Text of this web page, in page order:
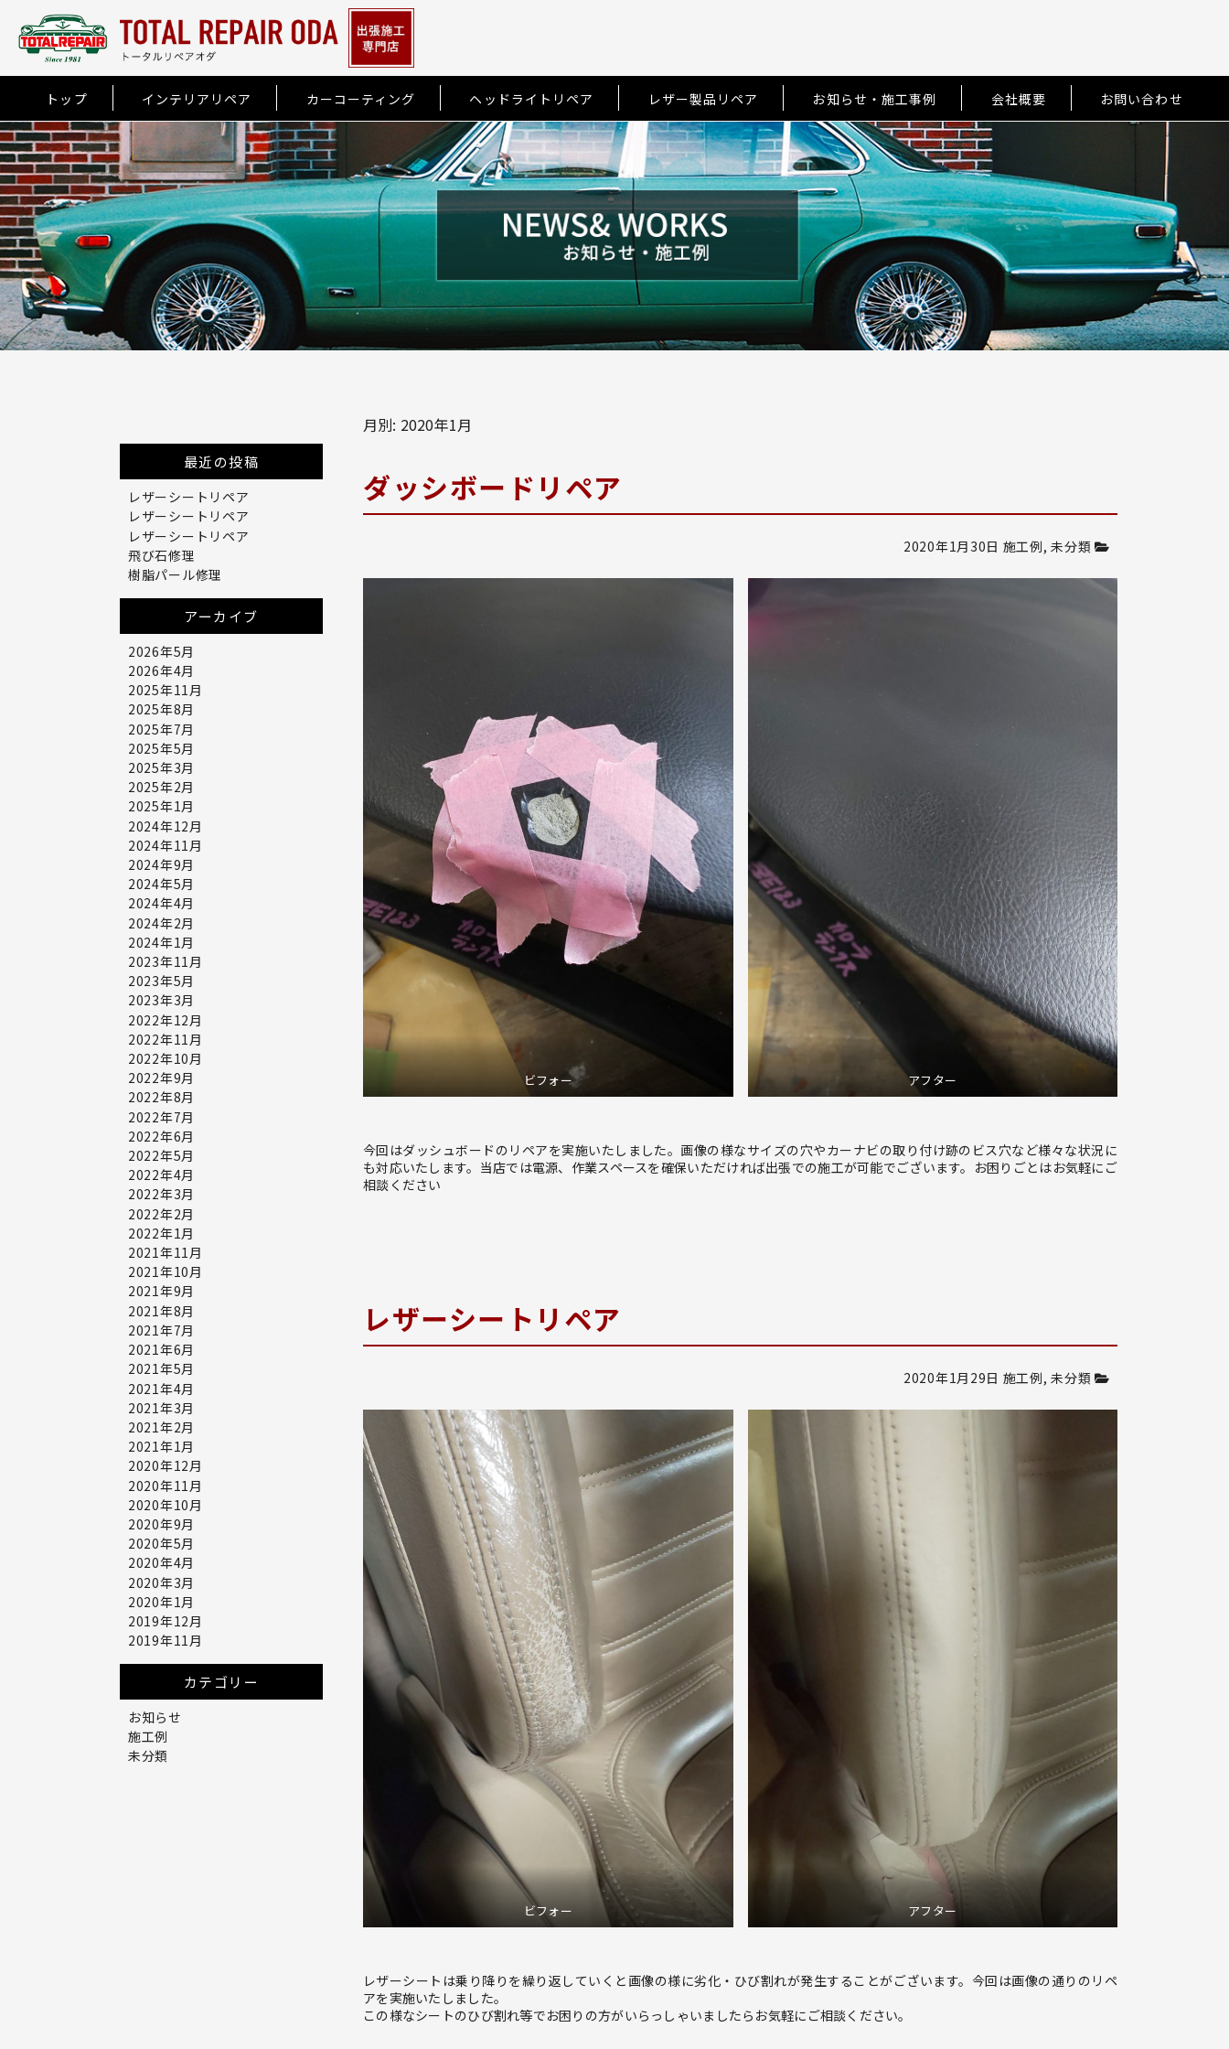
トップ インテリアリペア カーコーティング ヘッドライトリペア レザー製品リペア お知らせ・施工事例 会社概要 お問い合わせ
月別: 2020年1月
ダッシボードリペア
2020年1月30日 施工例,未分類
ビフォー アフター
今回はダッシュボードのリペアを実施いたしました。画像の様なサイズの穴やカーナビの取り付け跡のビス穴など様々な状況に
も対応いたします。当店では電源、作業スペースを確保いただければ出張での施工が可能でございます。お困りごとはお気軽にご
相談ください
レザーシートリペア
2020年1月29日 施工例,未分類
ビフォー アフター
レザーシートは乗り降りを繰り返していくと画像の様に劣化・ひび割れが発生することがございます。今回は画像の通りのリペ
アを実施いたしました。
この様なシートのひび割れ等でお困りの方がいらっしゃいましたらお気軽にご相談ください。
最近の投稿
レザーシートリペア
レザーシートリペア
レザーシートリペア
飛び石修理
樹脂パール修理
アーカイブ
2026年5月
2026年4月
2025年11月
2025年8月
2025年7月
2025年5月
2025年3月
2025年2月
2025年1月
2024年12月
2024年11月
2024年9月
2024年5月
2024年4月
2024年2月
2024年1月
2023年11月
2023年5月
2023年3月
2022年12月
2022年11月
2022年10月
2022年9月
2022年8月
2022年7月
2022年6月
2022年5月
2022年4月
2022年3月
2022年2月
2022年1月
2021年11月
2021年10月
2021年9月
2021年8月
2021年7月
2021年6月
2021年5月
2021年4月
2021年3月
2021年2月
2021年1月
2020年12月
2020年11月
2020年10月
2020年9月
2020年5月
2020年4月
2020年3月
2020年1月
2019年12月
2019年11月
カテゴリー
お知らせ
施工例
未分類